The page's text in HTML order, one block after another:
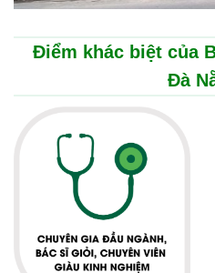
Điểm khác biệt của
Đà